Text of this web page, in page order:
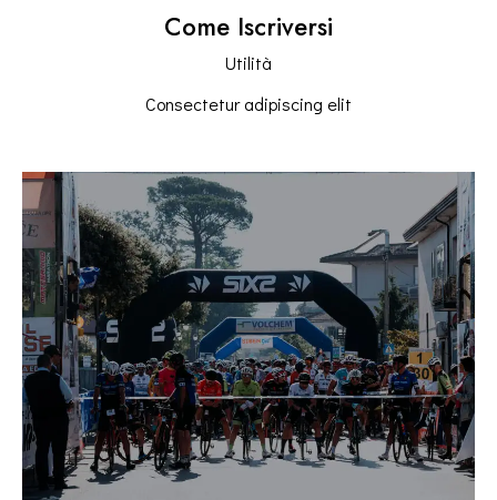
Come Iscriversi
Utilità
Consectetur adipiscing elit